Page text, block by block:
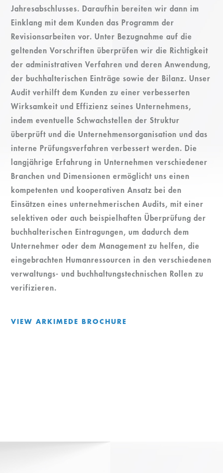
Jahresabschlusses. Daraufhin bereiten wir dann im
Einklang mit dem Kunden das Programm der
Revisionsarbeiten vor. Unter Bezugnahme auf die
geltenden Vorschriften überprüfen wir die Richtigkeit
der administrativen Verfahren und deren Anwendung,
der buchhalterischen Einträge sowie der Bilanz. Unser
Audit verhilft dem Kunden zu einer verbesserten
Wirksamkeit und Effizienz seines Unternehmens,
indem eventuelle Schwachstellen der Struktur
überprüft und die Unternehmensorganisation und das
interne Prüfungsverfahren verbessert werden. Die
langjährige Erfahrung in Unternehmen verschiedener
Branchen und Dimensionen ermöglicht uns einen
kompetenten und kooperativen Ansatz bei den
Einsätzen eines unternehmerischen Audits, mit einer
selektiven oder auch beispielhaften Überprüfung der
buchhalterischen Eintragungen, um dadurch dem
Unternehmer oder dem Management zu helfen, die
eingebrachten Humanressourcen in den verschiedenen
verwaltungs- und buchhaltungstechnischen Rollen zu
verifizieren.
VIEW ARKIMEDE BROCHURE